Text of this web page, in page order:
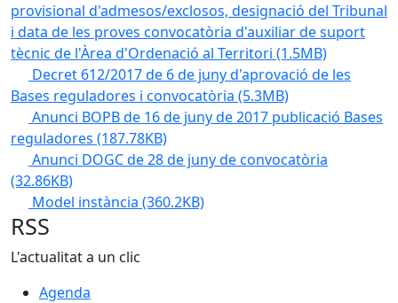
provisional d'admesos/exclosos, designació del Tribunal
i data de les proves convocatòria d'auxiliar de suport
tècnic de l'Àrea d'Ordenació al Territori (1.5MB)
Decret 612/2017 de 6 de juny d'aprovació de les
Bases reguladores i convocatòria (5.3MB)
Anunci BOPB de 16 de juny de 2017 publicació Bases
reguladores (187.78KB)
Anunci DOGC de 28 de juny de convocatòria
(32.86KB)
Model instància (360.2KB)
RSS
L'actualitat a un clic
Agenda